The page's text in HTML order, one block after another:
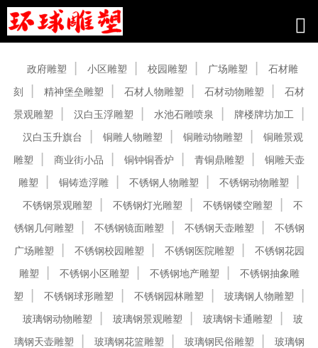
政府雕塑 小区雕塑 校园雕塑 广场雕塑
石材雕
刻
精神堡垒雕塑 石材人物雕塑 石材动物雕塑
石材
景观雕塑
汉白玉浮雕塑 水池石雕喷泉
牌楼牌坊加工
汉白玉升旗台
铜雕人物雕塑 铜雕动物雕塑
铜雕景观
雕塑
商业街小品 铜钟铜香炉 青铜鼎雕塑
铜雕天壶
雕塑
铜铸造浮雕 不锈钢人物雕塑
不锈钢动物雕塑
不锈钢景观雕塑
不锈钢灯光雕塑 不锈钢镂空雕塑
不
锈钢几何雕塑
不锈钢镜面雕塑 不锈钢天壶雕塑
不锈钢
广场雕塑
不锈钢校园雕塑 不锈钢医院雕塑
不锈钢花园
雕塑
不锈钢小区雕塑 不锈钢地产雕塑
不锈钢抽象雕
塑
不锈钢球形雕塑 不锈钢园林雕塑
玻璃钢人物雕塑
玻璃钢动物雕塑
玻璃钢景观雕塑 玻璃钢卡通雕塑
玻
璃钢天壶雕塑
玻璃钢花篮雕塑 玻璃钢民俗雕塑
玻璃钢